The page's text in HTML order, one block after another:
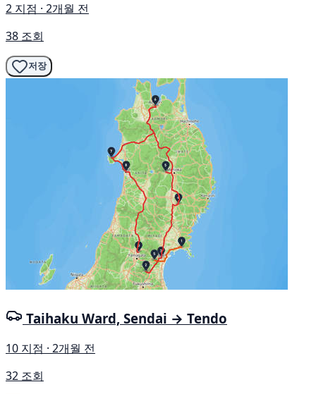
2 지점 · 2개월 전
38 조회
저장
Taihaku Ward, Sendai → Tendo
10 지점 · 2개월 전
32 조회